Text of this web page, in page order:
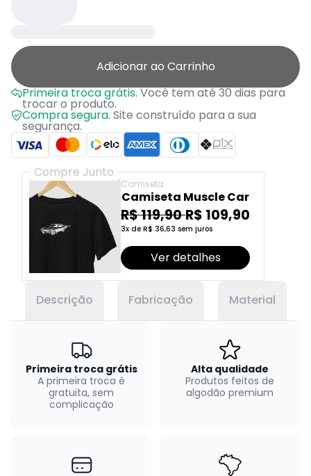
Adicionar ao Carrinho
Primeira troca grátis.Você tem até 30 dias para
trocar o produto.
Compra segura. Site construído para a sua
segurança.
Compre Junto
Camiseta
Camiseta Muscle Car
R$ 119,90 R$ 109,90
3x de R$ 36,63 sem juros
Ver detalhes
Descrição Fabricação Material
Primeira troca grátis
A primeira troca é
gratuita, sem
complicação
Alta qualidade
Produtos feitos de
algodão premium